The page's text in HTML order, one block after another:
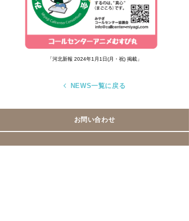
「河北新報 2024年1月1日(月・祝) 掲載」
NEWS一覧に戻る
お問い合わせ